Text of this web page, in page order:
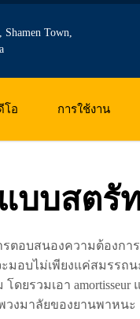
Shamen Town,
โอ การใช้งาน
บบสตรั
ตอบสนองความต้องก
บไม่เพียงแค่สมรรถ
วมเอา amortisseur
วงมาลัยของยานพาหนะ